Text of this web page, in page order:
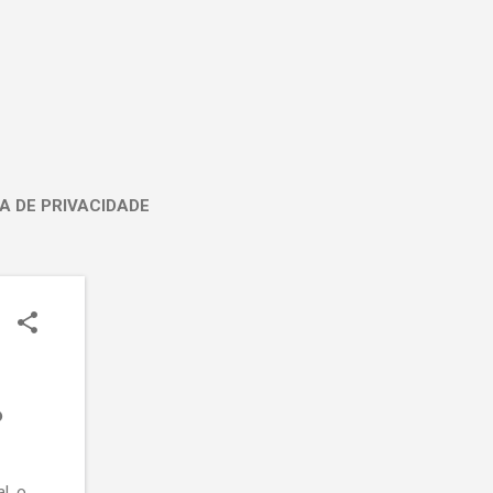
DE PRIVACIDADE